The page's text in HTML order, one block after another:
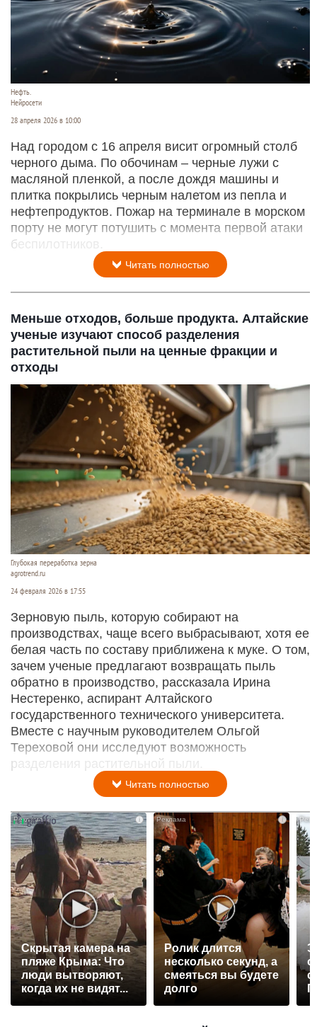
Нефть.
Нейросети
28 апреля 2026 в 10:00
Над городом с 16 апреля висит огромный столб
черного дыма. По обочинам – черные лужи с
масляной пленкой, а после дождя машины и
плитка покрылись черным налетом из пепла и
нефтепродуктов. Пожар на терминале в морском
порту не могут потушить с момента первой атаки
беспилотников.
Читать полностью
Меньше отходов, больше продукта. Алтайские
ученые изучают способ разделения
растительной пыли на ценные фракции и
отходы
Глубокая переработка зерна
agrotrend.ru
24 февраля 2026 в 17:55
Зерновую пыль, которую собирают на
производствах, чаще всего выбрасывают, хотя ее
белая часть по составу приближена к муке. О том,
зачем ученые предлагают возвращать пыль
обратно в производство, рассказала Ирина
Нестеренко, аспирант Алтайского
государственного технического университета.
Вместе с научным руководителем Ольгой
Тереховой они исследуют возможность
разделения растительной пыли.
Читать полностью
i
Скрытая камера на
пляже Крыма: Что
люди вытворяют,
когда их не видят...
Ролик длится
несколько секунд, а
смеяться вы будете
долго